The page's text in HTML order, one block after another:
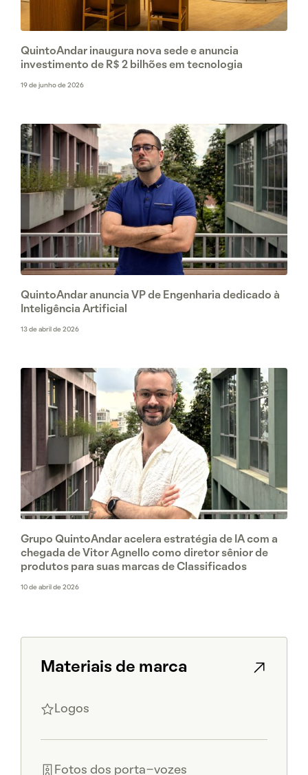
QuintoAndar inaugura nova sede e anuncia
investimento de R$ 2 bilhões em tecnologia
19 de junho de 2026
QuintoAndar anuncia VP de Engenharia dedicado à
Inteligência Artificial
13 de abril de 2026
Grupo QuintoAndar acelera estratégia de IA com a
chegada de Vitor Agnello como diretor sênior de
produtos para suas marcas de Classificados
10 de abril de 2026
Materiais de marca
Logos
Fotos dos porta-vozes